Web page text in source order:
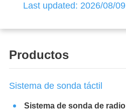
Last updated: 2026/08/09
Productos
Sistema de sonda táctil
Sistema de sonda de radio